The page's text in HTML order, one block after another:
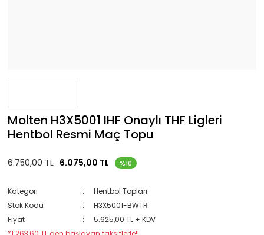
Molten H3X5001 IHF Onaylı THF Ligleri
Hentbol Resmi Maç Topu
6.750,00 TL 6.075,00 TL %10
Kategori
Hentbol Topları
Stok Kodu
H3X5001-BWTR
Fiyat
5.625,00 TL + KDV